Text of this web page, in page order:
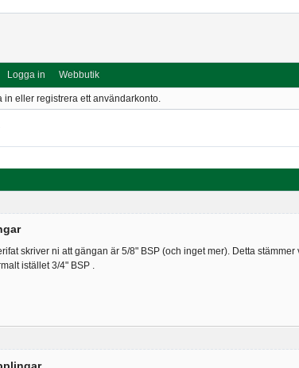
Logga in Webbutik
eller registrera ett användarkonto.
skriver ni att gängan är 5/8" BSP (och inget mer). Detta
istället 3/4" BSP .